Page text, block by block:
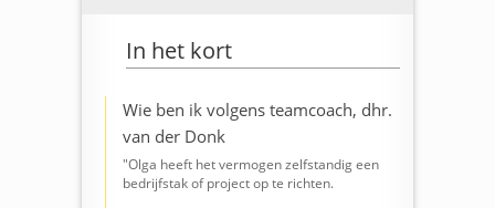
In het kort
Wie ben ik volgens teamcoach, dhr.
van der Donk
"Olga heeft het vermogen zelfstandig een
bedrijfstak of project op te richten.